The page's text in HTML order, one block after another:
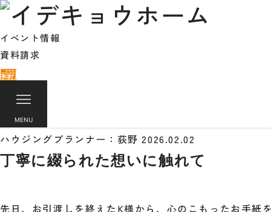
イベント情報
資料請求
予約
MENU
イデキョウホーム
ハウジングプランナー：荻野2026.02.02
丁寧に綴られた想いに触れて
先日、お引渡しを終えたK様から、心のこもったお手紙